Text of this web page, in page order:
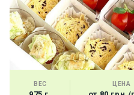
ВЕС ЦЕНА